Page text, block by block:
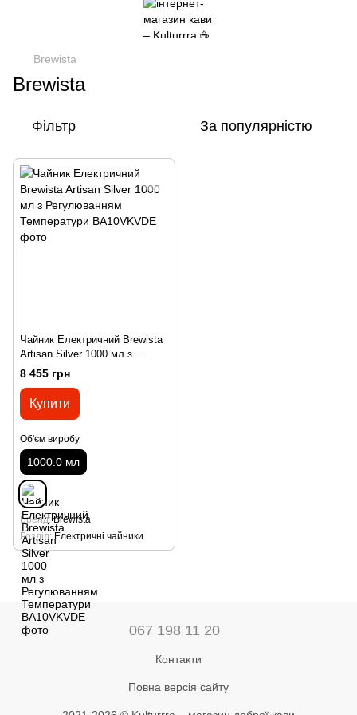
Brewista
Brewista
Фільтр За популярністю
Чайник Електричний Brewista
Artisan Silver 1000 мл з
Регулюванням Температури
8 455 грн
Купити
Об'єм виробу
1000.0 мл
Бренд Brewista
Розділ Електричні чайники
067 198 11 20
Контакти
Повна версія сайту